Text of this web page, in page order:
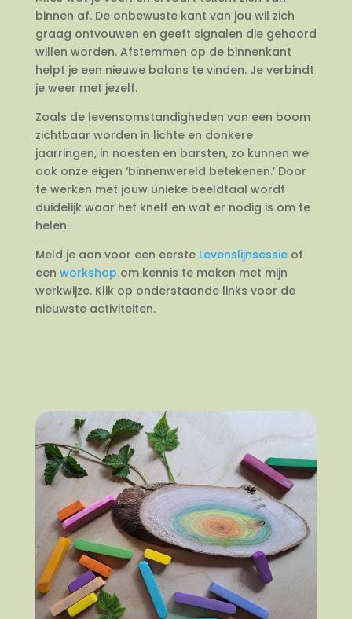
binnen af. De onbewuste kant van jou wil zich
graag ontvouwen en geeft signalen die gehoord
willen worden. Afstemmen op de binnenkant
helpt je een nieuwe balans te vinden. Je verbindt
je weer met jezelf.
Zoals de levensomstandigheden van een boom
zichtbaar worden in lichte en donkere
jaarringen, in noesten en barsten, zo kunnen we
ook onze eigen ‘binnenwereld betekenen.’ Door
te werken met jouw unieke beeldtaal wordt
duidelijk waar het knelt en wat er nodig is om te
helen.
Meld je aan voor een eerste Levenslijnsessieof
een workshop om kennis te maken met mijn
werkwijze. Klik op onderstaande links voor de
nieuwste activiteiten.